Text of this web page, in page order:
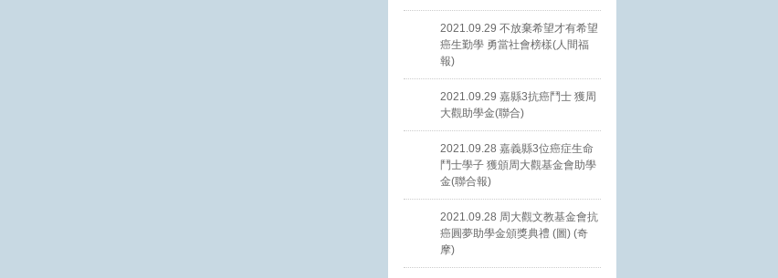
2021.09.29 不放棄希望才有希望
癌生勤學 勇當社會榜樣(人間福
報)
2021.09.29 嘉縣3抗癌鬥士 獲周
大觀助學金(聯合)
2021.09.28 嘉義縣3位癌症生命
鬥士學子 獲頒周大觀基金會助學
金(聯合報)
2021.09.28 周大觀文教基金會抗
癌圓夢助學金頒獎典禮 (圖) (奇
摩)